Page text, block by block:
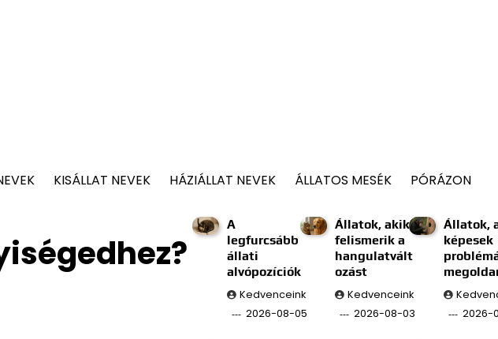
KISÁLLAT NEVEK HÁZIÁLLAT NEVEK ÁLLATOS MESÉK PÓRÁZON
A
legfurcsább
állati
alvópozíciók
Kedvenceink
2026-08-05
Állatok, akik
felismerik a
hangulatvált
ozást
Kedvenceink
2026-08-03
Állatok,
képesek
2026-